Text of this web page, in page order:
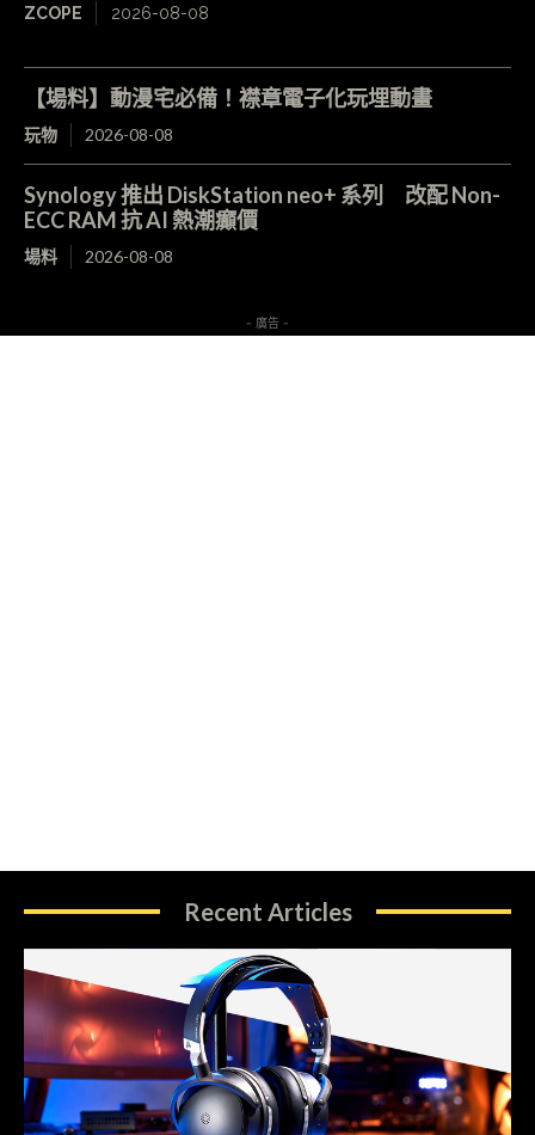
ZCOPE 2026-08-08
【場料】動漫宅必備！襟章電子化玩埋動畫
玩物 2026-08-08
Synology 推出 DiskStation neo+ 系列 改配 Non-
ECC RAM 抗 AI 熱潮癲價
場料 2026-08-08
- 廣告 -
Recent Articles